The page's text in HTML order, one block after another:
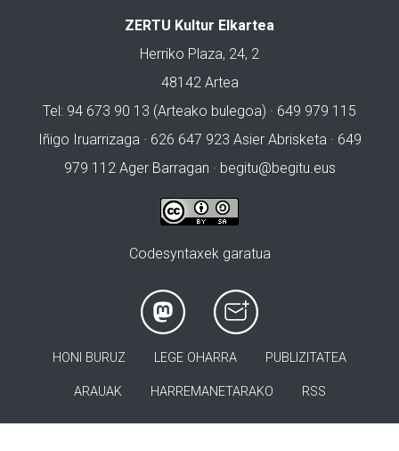
ZERTU Kultur Elkartea
Herriko Plaza, 24, 2
48142 Artea
Tel: 94 673 90 13 (Arteako bulegoa) · 649 979 115
Iñigo Iruarrizaga · 626 647 923 Asier Abrisketa · 649
979 112 Ager Barragan · begitu@begitu.eus
Codesyntaxek garatua
HONI BURUZ LEGE OHARRA PUBLIZITATEA
ARAUAK HARREMANETARAKO RSS